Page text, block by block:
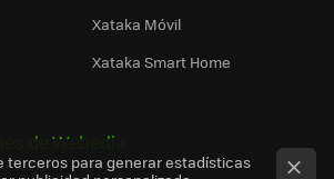
Xataka Móvil
Xataka Smart Home
de Webedia
terceros para generar estadísticas